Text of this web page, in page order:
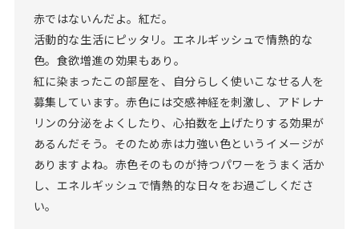
赤ではないんだよ。紅だ。
活動的な生活にピッタリ。エネルギッシュで情熱的な
色。食欲増進の効果もあり。
紅に染まったこの部屋を、自分らしく使いこなせる人を
募集しています。赤色には交感神経を刺激し、アドレナ
リンの分泌をよくしたり、心拍数を上げたりする効果が
あるんだそう。そのため赤は力強い色というイメージが
ありますよね。赤色そのものが持つパワーをうまく活か
し、エネルギッシュで情熱的な日々をお過ごしくださ
い。